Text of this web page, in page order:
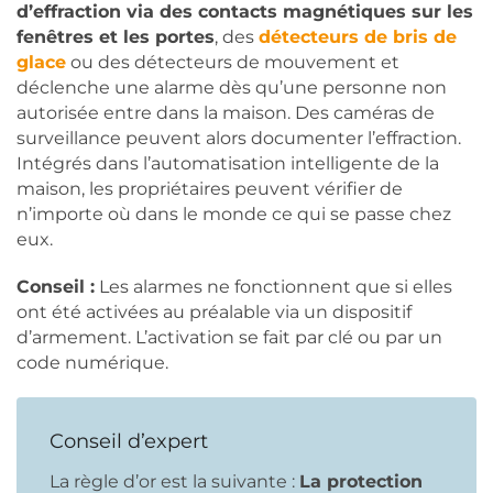
d’effraction via des contacts magnétiques sur les
fenêtres et les portes, des détecteurs de bris de
glace ou des détecteurs de mouvement et
déclenche une alarme dès qu’une personne non
autorisée entre dans la maison. Des caméras de
surveillance peuvent alors documenter l’effraction.
Intégrés dans l’automatisation intelligente de la
maison, les propriétaires peuvent vérifier de
n’importe où dans le monde ce qui se passe chez
eux.
Conseil : Les alarmes ne fonctionnent que si elles
ont été activées au préalable via un dispositif
d’armement. L’activation se fait par clé ou par un
code numérique.
Conseil d’expert
La règle d’or est la suivante : La protection